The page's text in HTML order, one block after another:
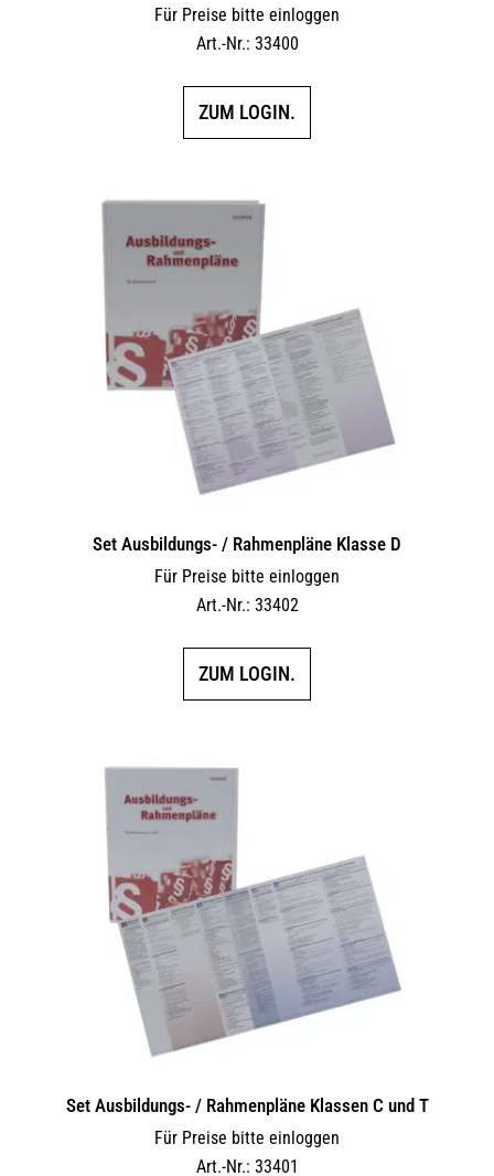
Für Preise bitte einloggen
Art.-Nr.: 33400
ZUM LOGIN.
Set Ausbildungs- / Rahmenpläne Klasse D
Für Preise bitte einloggen
Art.-Nr.: 33402
ZUM LOGIN.
Set Ausbildungs- / Rahmenpläne Klassen C und T
Für Preise bitte einloggen
Art.-Nr.: 33401